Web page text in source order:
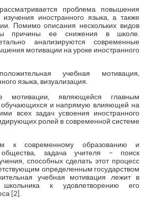
проблема повышения
иностранного языка, а также
Помимо описания нескольких видов
причины ее снижения в школе.
анализируются современные
мотивации на уроке иностранного
учебная мотивация,
языка, визуализация.
мотивации, являющейся главным
обучающихся и напрямую влияющей на
всех задач усвоения иностранного
ролей в современной системе
к современному образованию и
общества, задача учителя – поиск
способных сделать этот процесс
определенным государством
учебная мотивация лежит в
к удовлетворению его
[2].